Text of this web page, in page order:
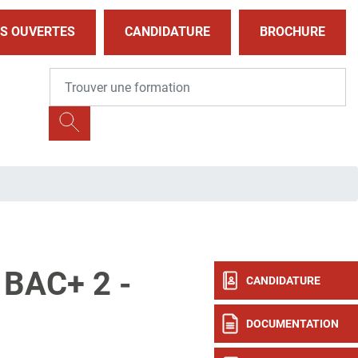
OUVERTES CANDIDATURE BROCHURE
CANDIDATURE
DOCUMENTATION
2 -